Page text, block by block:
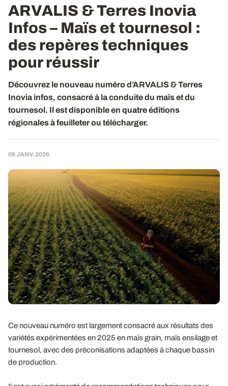
ARVALIS & Terres Inovia
Infos – Maïs et tournesol :
des repères techniques
pour réussir
Découvrez le nouveau numéro d’ARVALIS & Terres
Inovia infos, consacré à la conduite du maïs et du
tournesol. Il est disponible en quatre éditions
régionales à feuilleter ou télécharger.
08 JANV. 2026
Ce nouveau numéro est largement consacré aux résultats des
variétés expérimentées en 2025 en maïs grain, maïs ensilage et
tournesol, avec des préconisations adaptées à chaque bassin
de production.